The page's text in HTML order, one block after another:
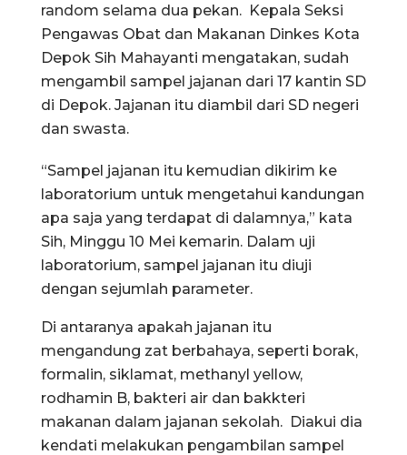
random selama dua pekan. Kepala Seksi
Pengawas Obat dan Makanan Dinkes Kota
Depok Sih Mahayanti mengatakan, sudah
mengambil sampel jajanan dari 17 kantin SD
di Depok. Jajanan itu diambil dari SD negeri
dan swasta.
“Sampel jajanan itu kemudian dikirim ke
laboratorium untuk mengetahui kandungan
apa saja yang terdapat di dalamnya,” kata
Sih, Minggu 10 Mei kemarin. Dalam uji
laboratorium, sampel jajanan itu diuji
dengan sejumlah parameter.
Di antaranya apakah jajanan itu
mengandung zat berbahaya, seperti borak,
formalin, siklamat, methanyl yellow,
rodhamin B, bakteri air dan bakkteri
makanan dalam jajanan sekolah. Diakui dia
kendati melakukan pengambilan sampel